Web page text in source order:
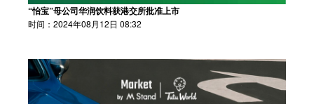
“怡宝”母公司华润饮料获港交所批准上市
时间：2024年08月12日 08:32